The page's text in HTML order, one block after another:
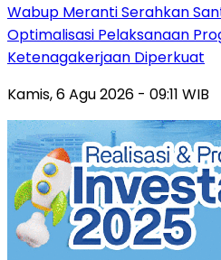
Wabup Meranti Serahkan
Optimalisasi Pelaksanaan
Ketenagakerjaan Diperkuat
Kamis, 6 Agu 2026 - 09:11 WIB